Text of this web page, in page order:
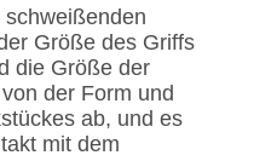
Größe des Griffs
die Größe der
der Form und
ab, und es
mit dem